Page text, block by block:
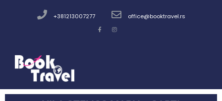
+381213007277 office@booktravel.rs